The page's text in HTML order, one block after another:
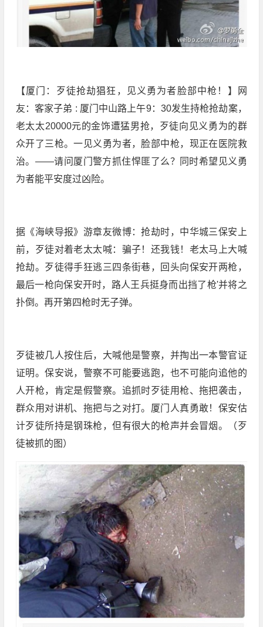
【厦门：歹徒抢劫猖狂，见义勇为者脸部中枪！】网
友：客家子弟 : 厦门中山路上午9：30发生持枪抢劫案，
老太太20000元的金饰遭猛男抢，歹徒向见义勇为的群
众开了三枪。一见义勇为者，脸部中枪，现正在医院救
治。——请问厦门警方抓住悍匪了么？同时希望见义勇
为者能平安度过凶险。
据《海峡导报》游章友微博：抢劫时，中华城三保安上
前，歹徒对着老太太喊：骗子！还我钱！老太马上大喊
抢劫。歹徒得手狂逃三四条街巷，回头向保安开两枪，
最后一枪向保安开时，路人王兵挺身而出挡了枪'并将之
扑倒。再开第四枪时无子弹。
歹徒被几人按住后，大喊他是警察，并掏出一本警官证
证明。保安说，警察不可能要逃跑，也不可能向追他的
人开枪，肯定是假警察。追抓时歹徒用枪、拖把袭击，
群众用对讲机、拖把与之对打。厦门人真勇敢！保安估
计歹徒所持是钢珠枪，但有很大的枪声并会冒烟。（歹
徒被抓的图）